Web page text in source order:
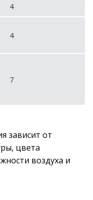
4
4
7
зависит от
цвета
воздуха и